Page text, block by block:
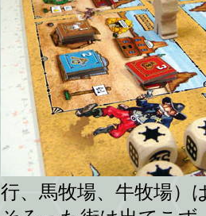
行、馬牧場、牛牧場）